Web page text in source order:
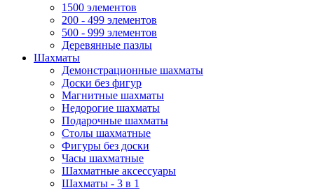
1500 элементов
200 - 499 элементов
500 - 999 элементов
Деревянные пазлы
Шахматы
Демонстрационные шахматы
Доски без фигур
Магнитные шахматы
Недорогие шахматы
Подарочные шахматы
Столы шахматные
Фигуры без доски
Часы шахматные
Шахматные аксессуары
Шахматы - 3 в 1